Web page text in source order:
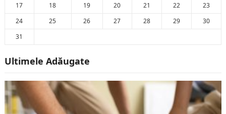
17
18 19 20 21 22
23
24
25 26 27 28 29
30
31
Ultimele Adăugate